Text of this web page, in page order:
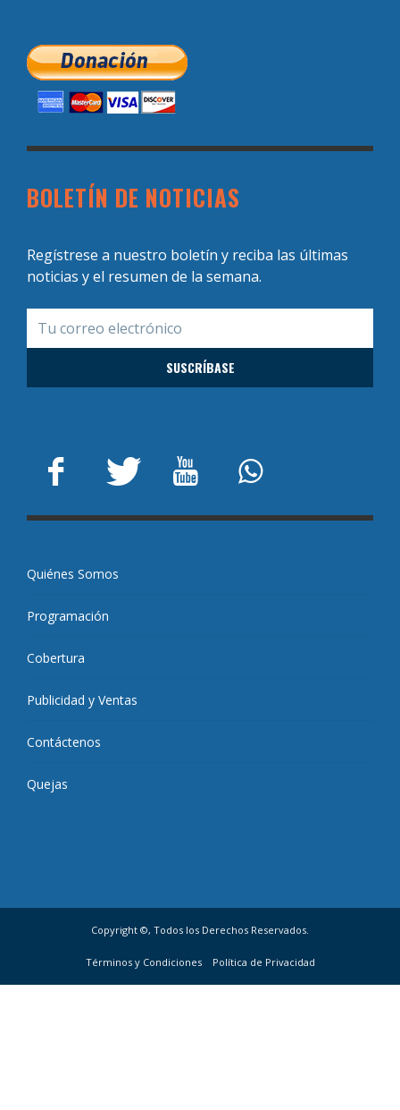
BOLETÍN DE NOTICIAS
Regístrese a nuestro boletín y reciba las últimas
noticias y el resumen de la semana.
Quiénes Somos
Programación
Cobertura
Publicidad y Ventas
Contáctenos
Quejas
Copyright ©, Todos los Derechos Reservados.
Términos y Condiciones Política de Privacidad